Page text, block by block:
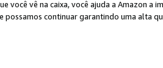
você vê na caixa, você ajuda a Amazon
possamos continuar garantindo uma alta